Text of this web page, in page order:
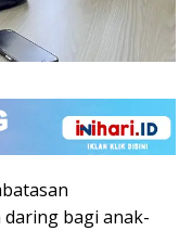
bagi anak-